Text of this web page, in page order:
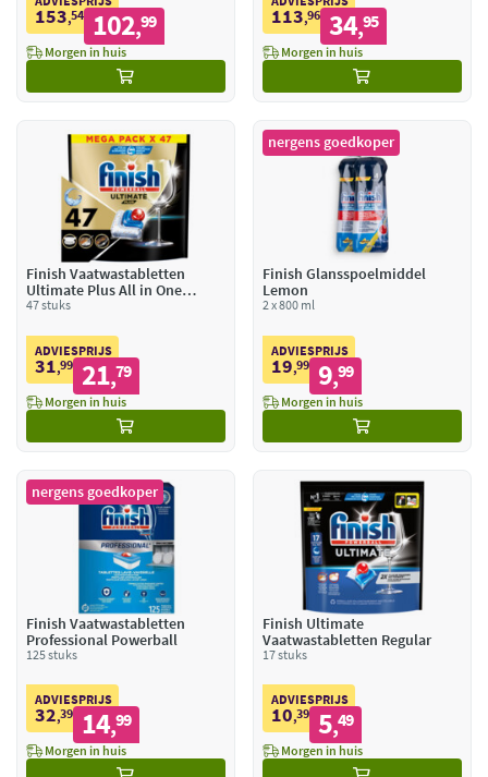
153,54 102,99
Morgen in huis
113,96 34,95
Morgen in huis
Finish Vaatwastabletten
Ultimate Plus All in One
Regular
47 stuks
ADVIESPRIJS
31,99 21,79
Morgen in huis
nergens goedkoper
Finish Glansspoelmiddel
Lemon
2 x 800 ml
ADVIESPRIJS
19,99 9,99
Morgen in huis
nergens goedkoper
Finish Vaatwastabletten
Professional Powerball
125 stuks
ADVIESPRIJS
32,39 14,99
Morgen in huis
Finish Ultimate
Vaatwastabletten Regular
17 stuks
ADVIESPRIJS
10,39 5,49
Morgen in huis